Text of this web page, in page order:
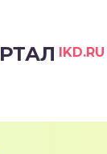
IKD.RU